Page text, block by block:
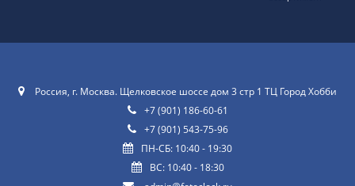
Россия, г. Москва. Щелковское шоссе дом 3 стр 1 ТЦ Город Хобби
+7 (901) 186-60-61
+7 (901) 543-75-96
ПН-СБ: 10:40 - 19:30
ВС: 10:40 - 18:30